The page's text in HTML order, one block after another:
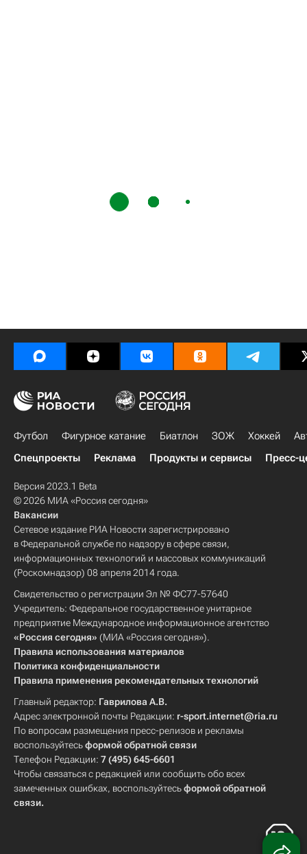
Футбол Фигурное катание Биатлон ЗОЖ Хоккей
Спецпроекты
Реклама Продукты и сервисы Пресс-
Версия 2023.1 Beta
© 2026 МИА «Россия сегодня»
Вакансии
Сетевое издание РИА Новости зарегистрировано
в Федеральной службе по надзору в сфере связи,
информационных технологий и массовых коммуникаций
(Роскомнадзор) 08 апреля 2014 года.
Свидетельство о регистрации Эл № ФС77-57640
Учредитель: Федеральное государственное унитарное
предприятие Международное информационное агентство
«Россия сегодня» (МИА «Россия сегодня»).
Правила использования материалов
Политика конфиденциальности
Правила применения рекомендательных технологий
Главный редактор: Гаврилова А.В.
Адрес электронной почты Редакции: r-sport.internet@ria.ru
По вопросам размещения пресс-релизов и рекламы
воспользуйтесьформой обратной связи
Телефон Редакции: 7 (495) 645-6601
Чтобы связаться с редакцией или сообщить обо всех
замеченных ошибках, воспользуйтесьформой обратной
связи.